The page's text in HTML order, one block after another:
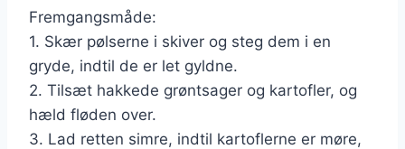
Fremgangsmåde:
1. Skær pølserne i skiver og steg dem i en
gryde, indtil de er let gyldne.
2. Tilsæt hakkede grøntsager og kartofler, og
hæld fløden over.
3. Lad retten simre, indtil kartoflerne er møre,